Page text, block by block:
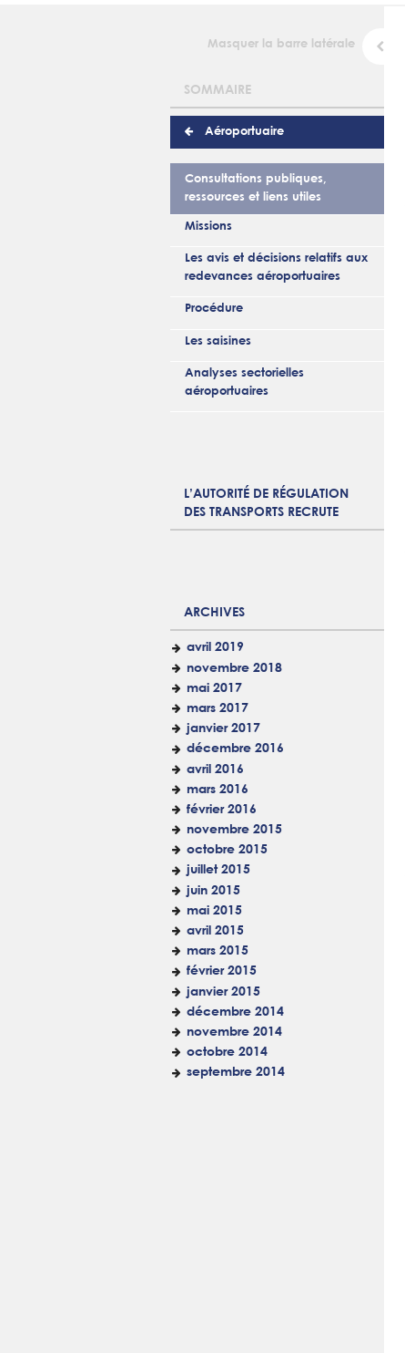
Masquer la barre latérale
SOMMAIRE
Aéroportuaire
Consultations publiques,
ressources et liens utiles
Missions
Les avis et décisions relatifs aux
redevances aéroportuaires
Procédure
Les saisines
Analyses sectorielles
aéroportuaires
L’AUTORITÉ DE RÉGULATION
DES TRANSPORTS RECRUTE
ARCHIVES
avril 2019
novembre 2018
mai 2017
mars 2017
janvier 2017
décembre 2016
avril 2016
mars 2016
février 2016
novembre 2015
octobre 2015
juillet 2015
juin 2015
mai 2015
avril 2015
mars 2015
février 2015
janvier 2015
décembre 2014
novembre 2014
octobre 2014
septembre 2014